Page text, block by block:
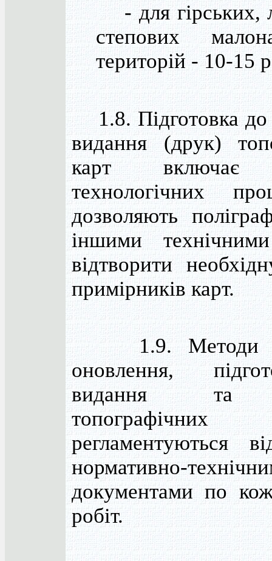
- для гірських,
степових
територій - 10-15
1.8. Підготовка до
видання (друк)
карт включає
технологічних
дозволяють
іншими
відтворити
примірників карт.
1.9. Методи
оновлення,
видання та
регламентуються
нормативно-
документами по
робіт.